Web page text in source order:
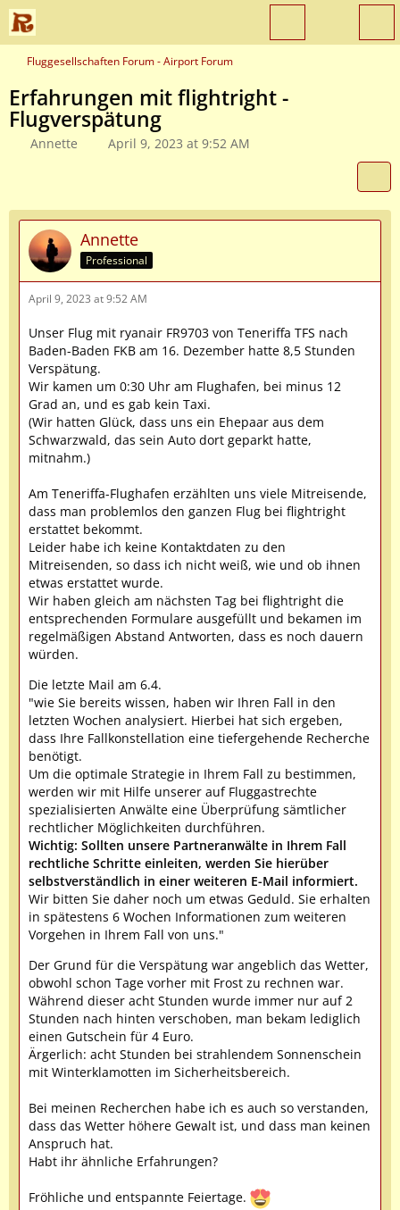
Fluggesellschaften Forum - Airport Forum
Erfahrungen mit flightright -
Flugverspätung
Annette April 9, 2023 at 9:52 AM
Annette
Professional
April 9, 2023 at 9:52 AM
Unser Flug mit ryanair FR9703 von Teneriffa TFS nach
Baden-Baden FKB am 16. Dezember hatte 8,5 Stunden
Verspätung.
Wir kamen um 0:30 Uhr am Flughafen, bei minus 12
Grad an, und es gab kein Taxi.
(Wir hatten Glück, dass uns ein Ehepaar aus dem
Schwarzwald, das sein Auto dort geparkt hatte,
mitnahm.)
Am Teneriffa-Flughafen erzählten uns viele Mitreisende,
dass man problemlos den ganzen Flug bei flightright
erstattet bekommt.
Leider habe ich keine Kontaktdaten zu den
Mitreisenden, so dass ich nicht weiß, wie und ob ihnen
etwas erstattet wurde.
Wir haben gleich am nächsten Tag bei flightright die
entsprechenden Formulare ausgefüllt und bekamen im
regelmäßigen Abstand Antworten, dass es noch dauern
würden.
Die letzte Mail am 6.4.
"wie Sie bereits wissen, haben wir Ihren Fall in den
letzten Wochen analysiert. Hierbei hat sich ergeben,
dass Ihre Fallkonstellation eine tiefergehende Recherche
benötigt.
Um die optimale Strategie in Ihrem Fall zu bestimmen,
werden wir mit Hilfe unserer auf Fluggastrechte
spezialisierten Anwälte eine Überprüfung sämtlicher
rechtlicher Möglichkeiten durchführen.
Wichtig: Sollten unsere Partneranwälte in Ihrem Fall
rechtliche Schritte einleiten, werden Sie hierüber
selbstverständlich in einer weiteren E-Mail informiert.
Wir bitten Sie daher noch um etwas Geduld. Sie erhalten
in spätestens 6 Wochen Informationen zum weiteren
Vorgehen in Ihrem Fall von uns."
Der Grund für die Verspätung war angeblich das Wetter,
obwohl schon Tage vorher mit Frost zu rechnen war.
Während dieser acht Stunden wurde immer nur auf 2
Stunden nach hinten verschoben, man bekam lediglich
einen Gutschein für 4 Euro.
Ärgerlich: acht Stunden bei strahlendem Sonnenschein
mit Winterklamotten im Sicherheitsbereich.
Bei meinen Recherchen habe ich es auch so verstanden,
dass das Wetter höhere Gewalt ist, und dass man keinen
Anspruch hat.
Habt ihr ähnliche Erfahrungen?
Fröhliche und entspannte Feiertage.